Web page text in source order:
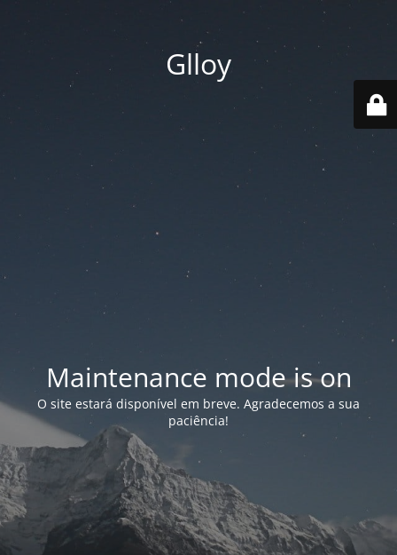
Glloy
Maintenance mode is on
O site estará disponível em breve. Agradecemos a sua
paciência!